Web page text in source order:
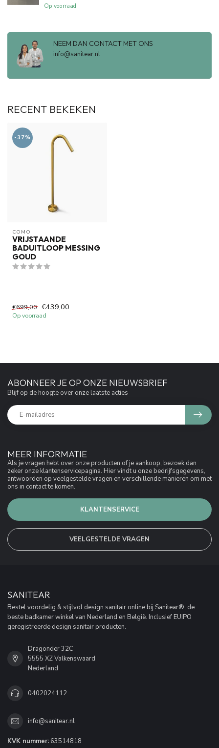
Op voorraad
NEEM DAN CONTACT MET ONS
info@sanitear.nl
RECENT BEKEKEN
-37%
COMO
VRIJSTAANDE
BADUITLOOP MESSING
GOUD
€699,00 €439,00
Op voorraad
MEER INFORMATIE
Als je vragen hebt over onze producten of je aankoop, bezoek dan
zeker onze klantenservicepagina. Hier vindt u onze bedrijfsgegevens,
antwoorden op veelgestelde vragen en verschillende manieren om met
ons in contact te komen.
KLANTENSERVICE
VEELGESTELDE VRAGEN
ABONNEER JE OP ONZE NIEUWSBRIEF
Blijf op de hoogte over onze laatste acties
SANITEAR
Bestel voordelig & stijlvol design sanitair online bij Sanitear®, de
beste badkamer winkel van Nederland en België. Inclusief EUIPO
geregistreerde design sanitair producten.
Dragonder 32C
5555 XZ Valkenswaard
Nederland
0402024112
info@sanitear.nl
KVK nummer: 63514818